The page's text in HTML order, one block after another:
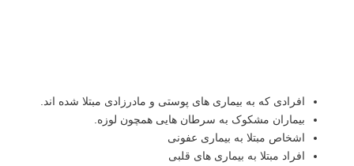
افرادی که به بیماری‌ های پوستی و مادرزادی مبتلا شده اند.
بیماران مشکوک به سرطان هایی همچون لوزه.
اشخاص مبتلا به بیماری‌ عفونی
افراد مبتلا به بیماری های قلبی